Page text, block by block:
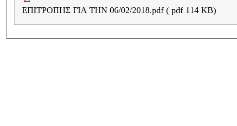
ΕΠΙΤΡΟΠΗΣ ΓΙΑ ΤΗΝ 06/02/2018.pdf ( pdf 114 KB)